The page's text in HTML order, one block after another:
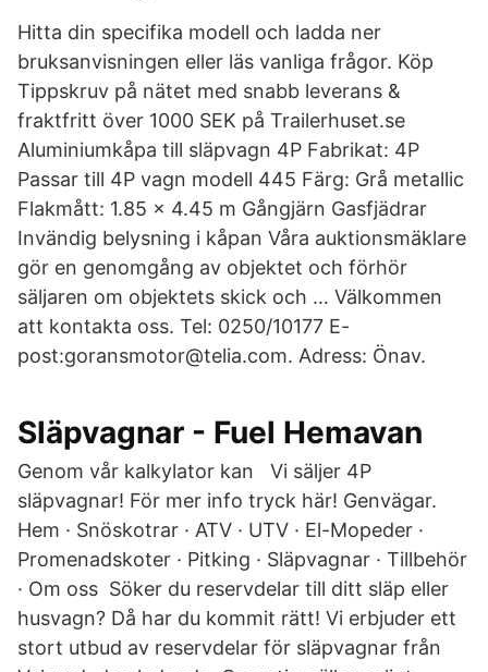
Hitta din specifika modell och ladda ner
bruksanvisningen eller läs vanliga frågor. Köp
Tippskruv på nätet med snabb leverans &
fraktfritt över 1000 SEK på Trailerhuset.se
Aluminiumkåpa till släpvagn 4P Fabrikat: 4P
Passar till 4P vagn modell 445 Färg: Grå metallic
Flakmått: 1.85 x 4.45 m Gångjärn Gasfjädrar
Invändig belysning i kåpan Våra auktionsmäklare
gör en genomgång av objektet och förhör
säljaren om objektets skick och … Välkommen
att kontakta oss. Tel: 0250/10177 E-
post:goransmotor@telia.com. Adress: Önav.
Släpvagnar - Fuel Hemavan
Genom vår kalkylator kan Vi säljer 4P
släpvagnar! För mer info tryck här! Genvägar.
Hem · Snöskotrar · ATV · UTV · El-Mopeder ·
Promenadskoter · Pitking · Släpvagnar · Tillbehör
· Om oss Söker du reservdelar till ditt släp eller
husvagn? Då har du kommit rätt! Vi erbjuder ett
stort utbud av reservdelar för släpvagnar från